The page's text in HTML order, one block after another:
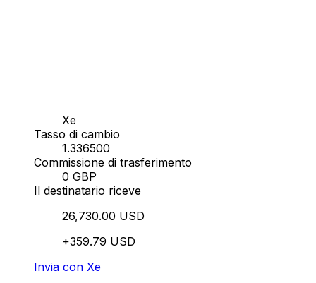
Xe
Tasso di cambio
1.336500
Commissione di trasferimento
0 GBP
Il destinatario riceve
26,730.00 USD
+359.79 USD
Invia con Xe